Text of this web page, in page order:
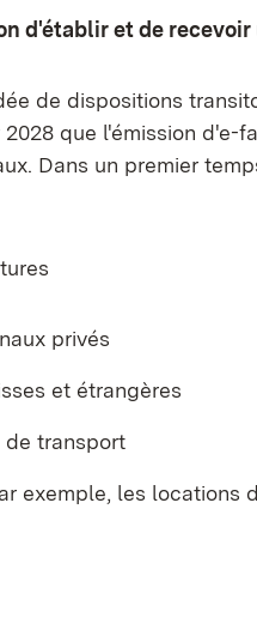
d'établir et de recevoir
de dispositions
que l'émission d'e-
Dans un premier
privés
et étrangères
transport
exemple, les locations